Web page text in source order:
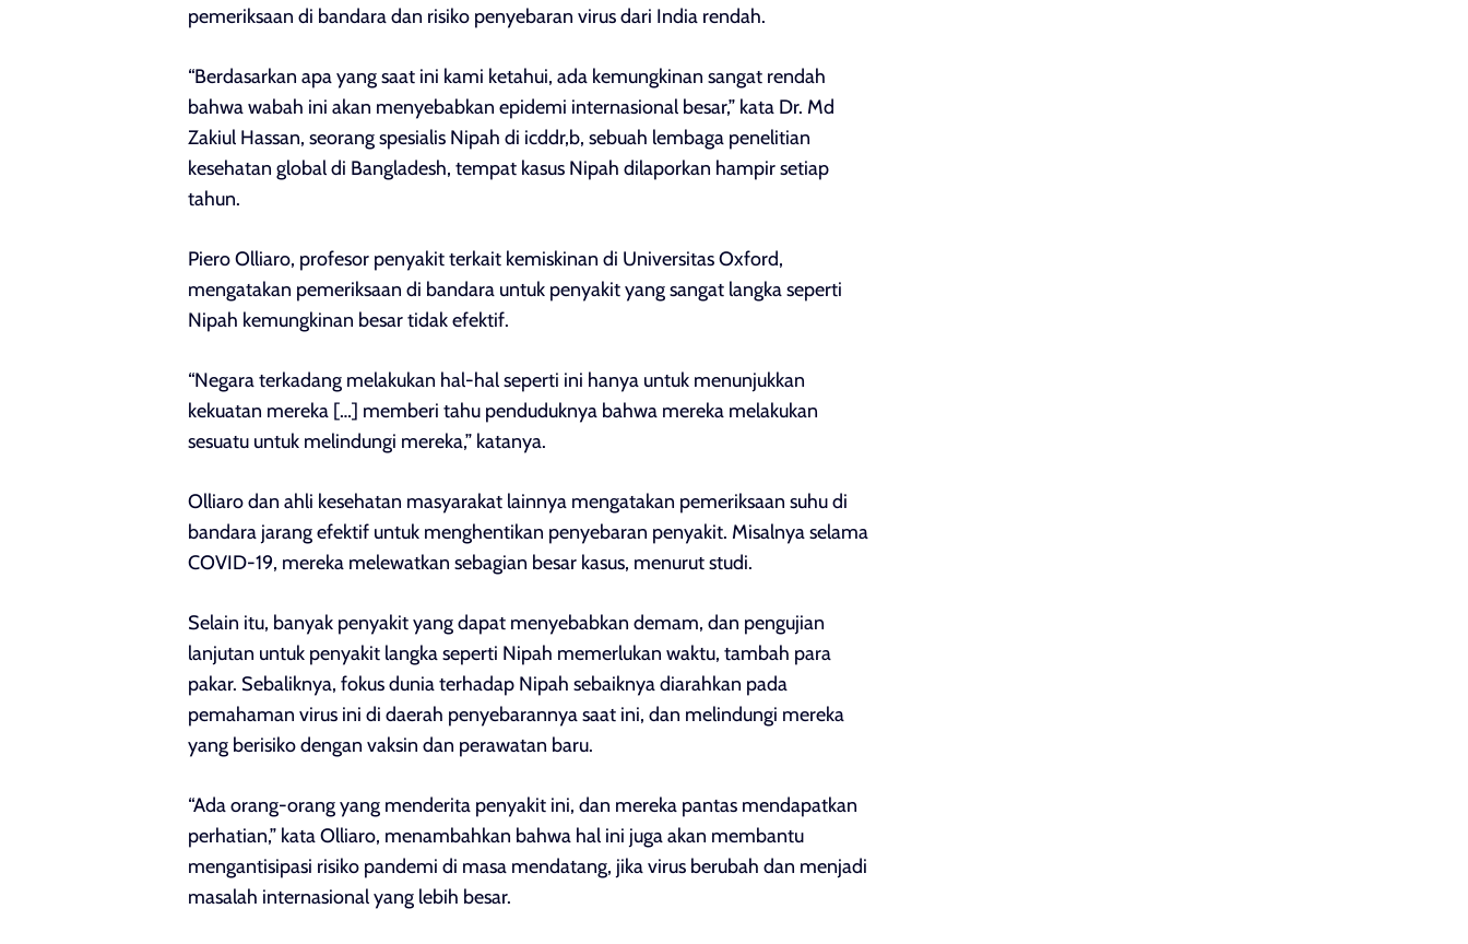
pemeriksaan di bandara dan risiko penyebaran virus dari India rendah.
“Berdasarkan apa yang saat ini kami ketahui, ada kemungkinan sangat rendah
bahwa wabah ini akan menyebabkan epidemi internasional besar,” kata Dr. Md
Zakiul Hassan, seorang spesialis Nipah di icddr,b, sebuah lembaga penelitian
kesehatan global di Bangladesh, tempat kasus Nipah dilaporkan hampir setiap
tahun.
Piero Olliaro, profesor penyakit terkait kemiskinan di Universitas Oxford,
mengatakan pemeriksaan di bandara untuk penyakit yang sangat langka seperti
Nipah kemungkinan besar tidak efektif.
“Negara terkadang melakukan hal-hal seperti ini hanya untuk menunjukkan
kekuatan mereka […] memberi tahu penduduknya bahwa mereka melakukan
sesuatu untuk melindungi mereka,” katanya.
Olliaro dan ahli kesehatan masyarakat lainnya mengatakan pemeriksaan suhu di
bandara jarang efektif untuk menghentikan penyebaran penyakit. Misalnya selama
COVID-19, mereka melewatkan sebagian besar kasus, menurut studi.
Selain itu, banyak penyakit yang dapat menyebabkan demam, dan pengujian
lanjutan untuk penyakit langka seperti Nipah memerlukan waktu, tambah para
pakar. Sebaliknya, fokus dunia terhadap Nipah sebaiknya diarahkan pada
pemahaman virus ini di daerah penyebarannya saat ini, dan melindungi mereka
yang berisiko dengan vaksin dan perawatan baru.
“Ada orang-orang yang menderita penyakit ini, dan mereka pantas mendapatkan
perhatian,” kata Olliaro, menambahkan bahwa hal ini juga akan membantu
mengantisipasi risiko pandemi di masa mendatang, jika virus berubah dan menjadi
masalah internasional yang lebih besar.